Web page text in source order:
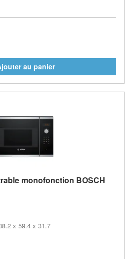
au panier
monofonction BOSCH
x 59.4 x 31.7